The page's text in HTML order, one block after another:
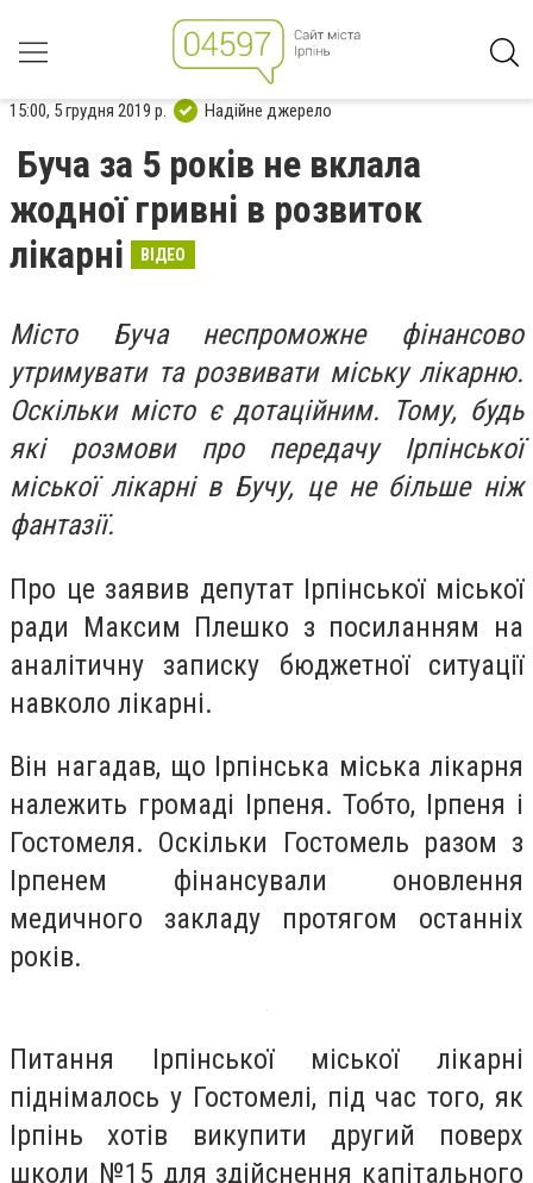
15:00, 5 грудня 2019 р. Надійне джерело
Буча за 5 років не вклала
жодної гривні в розвиток
лікарні
ВІДЕО
Місто Буча неспроможне фінансово
утримувати та розвивати міську лікарню.
Оскільки місто є дотаційним. Тому, будь
які розмови про передачу Ірпінської
міської лікарні в Бучу, це не більше ніж
фантазії.
Про це заявив депутат Ірпінської міської
ради Максим Плешко з посиланням на
аналітичну записку бюджетної ситуації
навколо лікарні.
Він нагадав, що Ірпінська міська лікарня
належить громаді Ірпеня. Тобто, Ірпеня і
Гостомеля. Оскільки Гостомель разом з
Ірпенем фінансували оновлення
медичного закладу протягом останніх
років.
Питання Ірпінської міської лікарні
піднімалось у Гостомелі, під час того, як
Ірпінь хотів викупити другий поверх
школи №15 для здійснення капітального